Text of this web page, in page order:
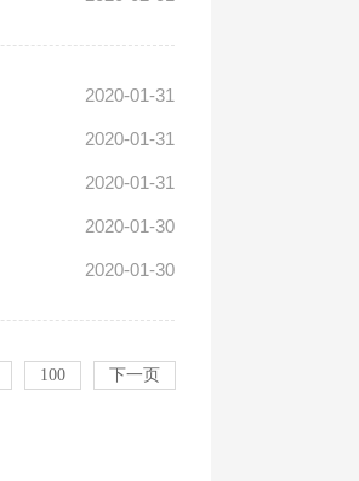
2020-01-31
2020-01-31
2020-01-31
2020-01-30
2020-01-30
100
下一页